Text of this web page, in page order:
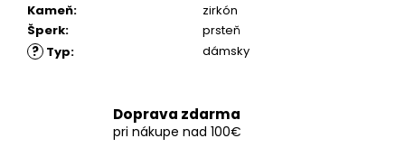
Kameň:
zirkón
Šperk: prsteň
? Typ: dámsky
Doprava zdarma
pri nákupe nad 100€